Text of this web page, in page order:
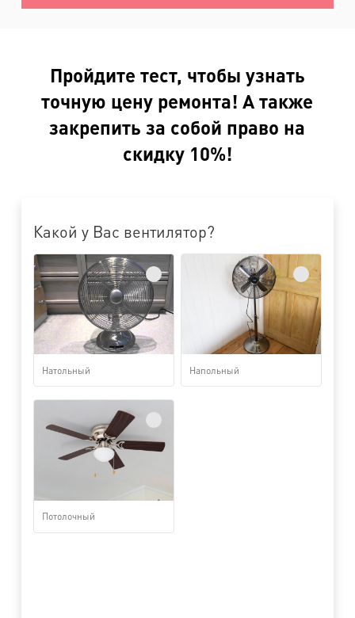
Пройдите тест, чтобы узнать
точную цену ремонта! А также
закрепить за собой право на
скидку 10%!
Какой у Вас вентилятор?
Натольный Напольный
Потолочный